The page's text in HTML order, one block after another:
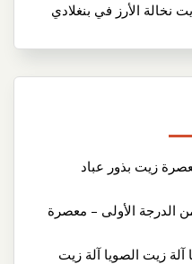
زيت بذور عباد
الدرجة الأولى – معصرة
زيت الصويا آلة زيت